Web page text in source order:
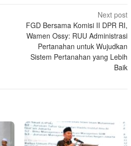
Next post
FGD Bersama Komisi II DPR RI,
Wamen Ossy: RUU Administrasi
Pertanahan untuk Wujudkan
Sistem Pertanahan yang Lebih
Baik